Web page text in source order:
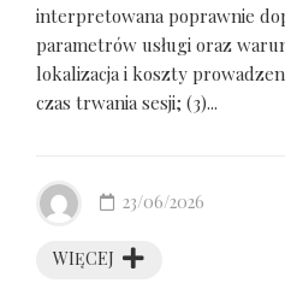
interpretowana poprawnie
parametrów usługi oraz
lokalizacja i koszty
czas trwania sesji; (3)...
WIĘCEJ
23/06/2026